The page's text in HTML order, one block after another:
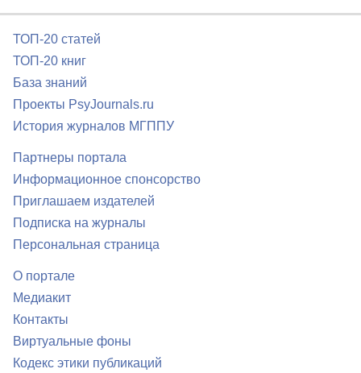
ТОП-20 статей
ТОП-20 книг
База знаний
Проекты PsyJournals.ru
История журналов МГППУ
Партнеры портала
Информационное спонсорство
Приглашаем издателей
Подписка на журналы
Персональная страница
О портале
Медиакит
Контакты
Виртуальные фоны
Кодекс этики публикаций